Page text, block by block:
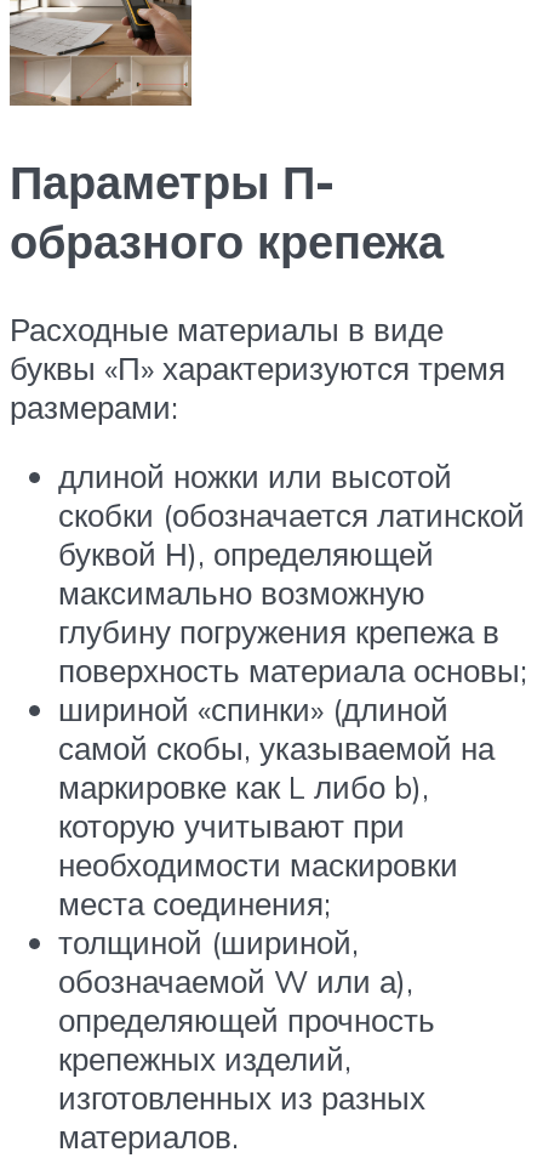
Параметры П-
образного крепежа
Расходные материалы в виде
буквы «П» характеризуются тремя
размерами:
длиной ножки или высотой
скобки (обозначается латинской
буквой Н), определяющей
максимально возможную
глубину погружения крепежа в
поверхность материала основы;
шириной «спинки» (длиной
самой скобы, указываемой на
маркировке как L либо b),
которую учитывают при
необходимости маскировки
места соединения;
толщиной (шириной,
обозначаемой W или а),
определяющей прочность
крепежных изделий,
изготовленных из разных
материалов.